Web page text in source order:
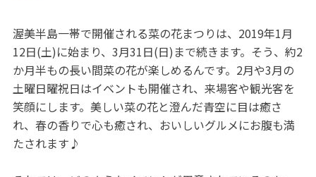
渥美半島一帯で開催される菜の花まつりは、2019年1月
12日(土)に始まり、3月31日(日)まで続きます。そう、約2
か月半もの長い間菜の花が楽しめるんです。2月や3月の
土曜日曜祝日はイベントも開催され、来場客や観光客を
笑顔にします。美しい菜の花と澄んだ青空に目は癒さ
れ、春の香りで心も癒され、おいしいグルメにお腹も満
たされます♪